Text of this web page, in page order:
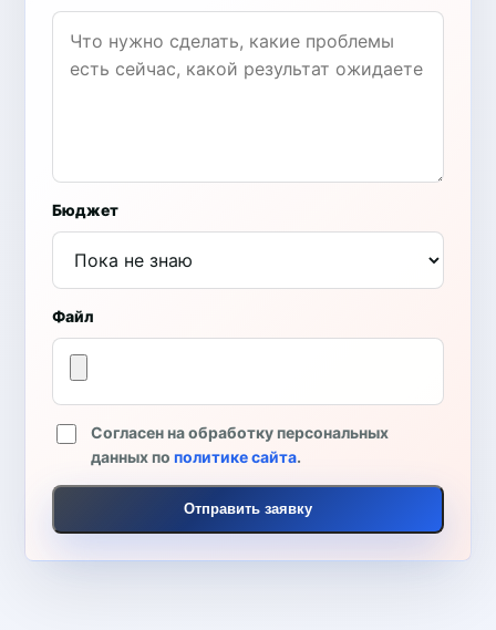
Бюджет
Файл
Согласен на обработку персональных
данных пополитике сайта.
Отправить заявку